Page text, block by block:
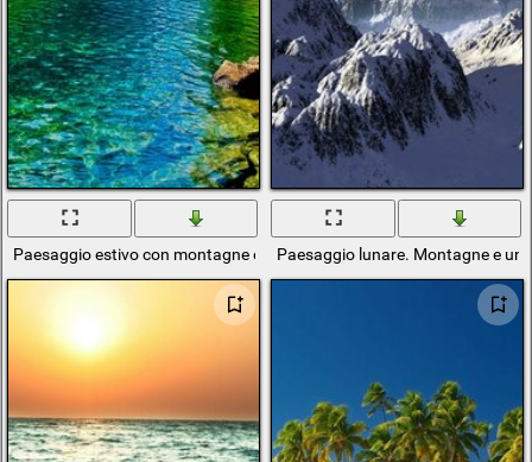
Paesaggio estivo con montagne e LagoPaesaggio lunare. Montagne e